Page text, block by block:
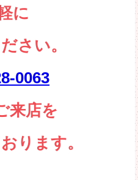
に
さい。
0063
来店を
ります。